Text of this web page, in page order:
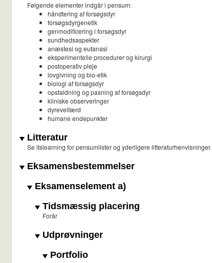
Følgende elementer indgår i pensum:
håndtering af forsøgsdyr
forsøgsdyrgenetik
genmodificering i forsøgsdyr
sundhedsaspekter
anæstesi og eutanasi
eksperimentelle procedurer og kirurgi
postoperativ pleje
lovgivning og bio-etik
biologi af forsøgsdyr
opstaldning og pasning af forsøgsdyr
kliniske observeringer
dyrevelfærd
humane endepunkter
Litteratur
Se itslearning for pensumlister og yderligere litteraturhenvisninger.
Eksamensbestemmelser
Eksamenselement a)
Tidsmæssig placering
Forår
Udprøvninger
Portfolio